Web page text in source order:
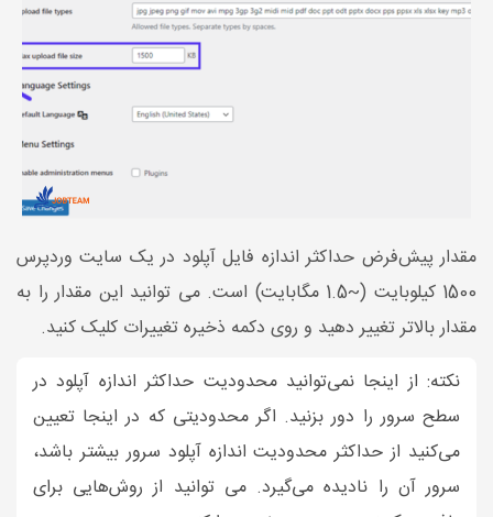
مقدار پیش‌فرض حداکثر اندازه فایل آپلود در یک سایت وردپرس
1500 کیلوبایت (~1.5 مگابایت) است. می توانید این مقدار را به
مقدار بالاتر تغییر دهید و روی دکمه ذخیره تغییرات کلیک کنید.
نکته: از اینجا نمی‌توانید محدودیت حداکثر اندازه آپلود در
سطح سرور را دور بزنید. اگر محدودیتی که در اینجا تعیین
می‌کنید از حداکثر محدودیت اندازه آپلود سرور بیشتر باشد،
سرور آن را نادیده می‌گیرد. می توانید از روش‌هایی برای